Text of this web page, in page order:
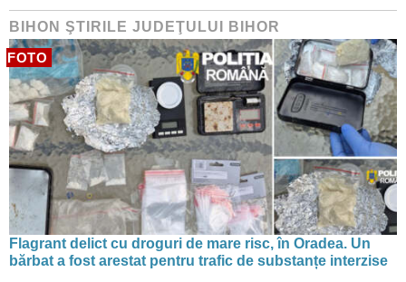
BIHON ŞTIRILE JUDEŢULUI BIHOR
FOTO
Flagrant delict cu droguri de mare risc, în Oradea. Un
bărbat a fost arestat pentru trafic de substanțe interzise